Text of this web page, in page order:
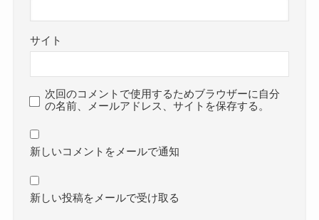
サイト
次回のコメントで使用するためブラウザーに自分
の名前、メールアドレス、サイトを保存する。
新しいコメントをメールで通知
新しい投稿をメールで受け取る